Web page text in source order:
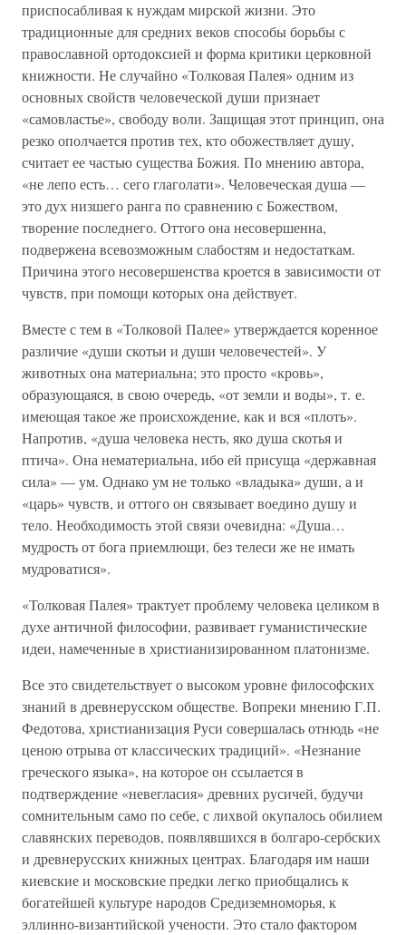
приспосабливая к нуждам мирской жизни. Это
традиционные для средних веков способы борьбы с
православной ортодоксией и форма критики церковной
книжности. Не случайно «Толковая Палея» одним из
основных свойств человеческой души признает
«самовластье», свободу воли. Защищая этот принцип, она
резко ополчается против тех, кто обожествляет душу,
считает ее частью существа Божия. По мнению автора,
«не лепо есть… сего глаголати». Человеческая душа —
это дух низшего ранга по сравнению с Божеством,
творение последнего. Оттого она несовершенна,
подвержена всевозможным слабостям и недостаткам.
Причина этого несовершенства кроется в зависимости от
чувств, при помощи которых она действует.
Вместе с тем в «Толковой Палее» утверждается коренное
различие «души скотьи и души человечестей». У
животных она материальна; это просто «кровь»,
образующаяся, в свою очередь, «от земли и воды», т. е.
имеющая такое же происхождение, как и вся «плоть».
Напротив, «душа человека несть, яко душа скотья и
птича». Она нематериальна, ибо ей присуща «державная
сила» — ум. Однако ум не только «владыка» души, а и
«царь» чувств, и оттого он связывает воедино душу и
тело. Необходимость этой связи очевидна: «Душа…
мудрость от бога приемлющи, без телеси же не имать
мудроватися».
«Толковая Палея» трактует проблему человека целиком в
духе античной философии, развивает гуманистические
идеи, намеченные в христианизированном платонизме.
Все это свидетельствует о высоком уровне философских
знаний в древнерусском обществе. Вопреки мнению Г.П.
Федотова, христианизация Руси совершалась отнюдь «не
ценою отрыва от классических традиций». «Незнание
греческого языка», на которое он ссылается в
подтверждение «невегласия» древних русичей, будучи
сомнительным само по себе, с лихвой окупалось обилием
славянских переводов, появлявшихся в болгаро-сербских
и древнерусских книжных центрах. Благодаря им наши
киевские и московские предки легко приобщались к
богатейшей культуре народов Средиземноморья, к
эллинно-византийской учености. Это стало фактором